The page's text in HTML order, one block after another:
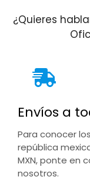
¿Quieres
Envíos a
Para conocer
república
MXN, ponte en
nosotros.